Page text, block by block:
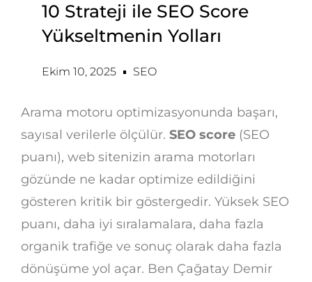
10 Strateji ile SEO Score
Yükseltmenin Yolları
Ekim 10, 2025 SEO
Arama motoru optimizasyonunda başarı,
sayısal verilerle ölçülür. SEO score (SEO
puanı), web sitenizin arama motorları
gözünde ne kadar optimize edildiğini
gösteren kritik bir göstergedir. Yüksek SEO
puanı, daha iyi sıralamalara, daha fazla
organik trafiğe ve sonuç olarak daha fazla
dönüşüme yol açar. Ben Çağatay Demir